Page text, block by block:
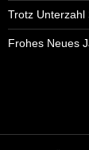
Trotz Unterzahl
Frohes Neues